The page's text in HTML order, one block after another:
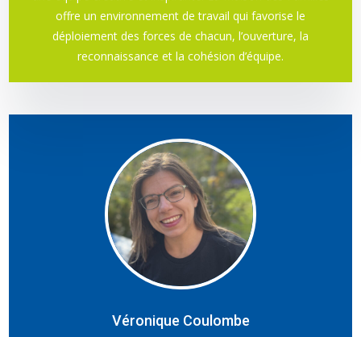
offre un environnement de travail qui favorise le
déploiement des forces de chacun, l’ouverture, la
reconnaissance et la cohésion d’équipe.
Véronique Coulombe